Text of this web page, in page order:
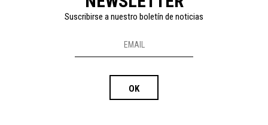
Suscribirse a nuestro boletín de noticias